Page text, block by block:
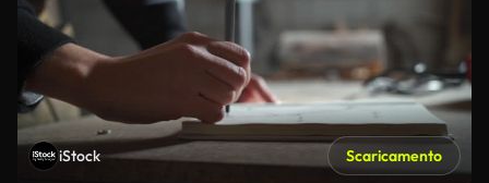
iStock Scaricamento